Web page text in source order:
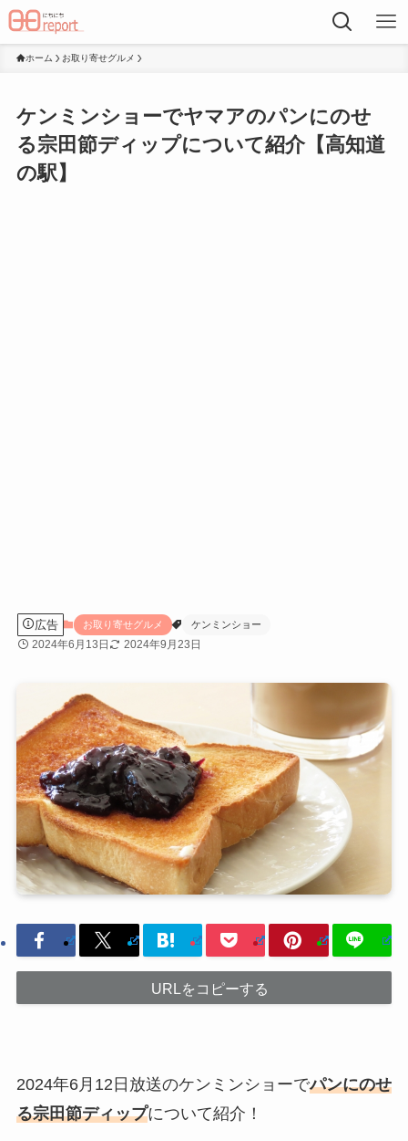
ホーム お取り寄せグルメ
ケンミンショーでヤマアのパンにのせ
る宗田節ディップについて紹介【高知道
の駅】
広告 お取り寄せグルメ ケンミンショー
2024年6月13日 2024年9月23日
URLをコピーする
2024年6月12日放送のケンミンショーでパンにのせ
る宗田節ディップについて紹介！